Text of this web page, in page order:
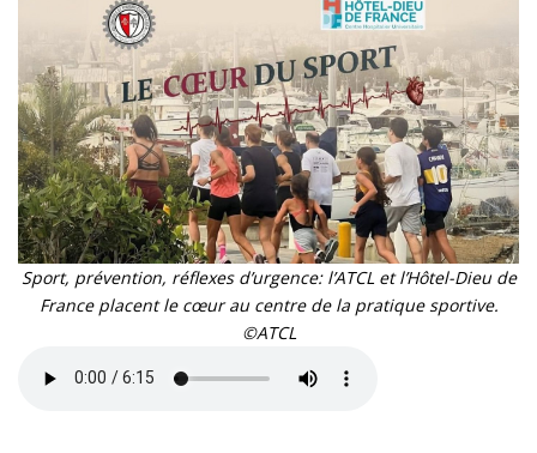
Sport, prévention, réflexes d’urgence: l’ATCL et l’Hôtel-Dieu de
France placent le cœur au centre de la pratique sportive.
©ATCL